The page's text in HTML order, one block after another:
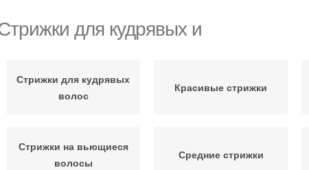
для кудрявых и
Стрижки для кудрявых
волос
Красивые стрижки
Стрижки на вьющиеся
волосы
Средние стрижки